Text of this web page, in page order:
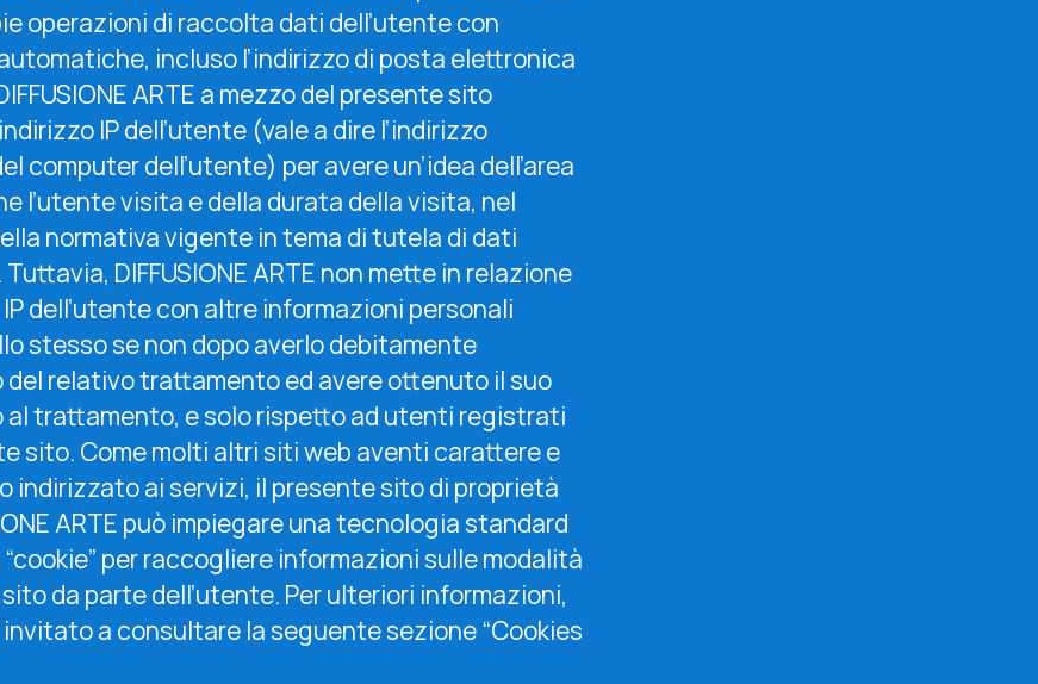
operazioni di raccolta dati dell’utente con
incluso l’indirizzo di posta elettronica
ARTE a mezzo del presente sito
IP dell’utente (vale a dire l’indirizzo
computer dell’utente) per avere un’idea dell’area
l’utente visita e della durata della visita, nel
normativa vigente in tema di tutela di dati
DIFFUSIONE ARTE non mette in relazione
IP dell’utente con altre informazioni personali
stesso se non dopo averlo debitamente
del relativo trattamento ed avere ottenuto il suo
al trattamento, e solo rispetto ad utenti registrati
sito. Come molti altri siti web aventi carattere e
indirizzato ai servizi, il presente sito di proprietà
ARTE può impiegare una tecnologia standard
per raccogliere informazioni sulle modalità
da parte dell’utente. Per ulteriori informazioni,
invitato a consultare la seguente sezione “Cookies